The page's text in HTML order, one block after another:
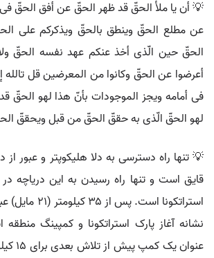
💡 أن یا ملأ الحقّ قد ظهر الحقّ عن أفق الحقّ
عن مطلع الحقّ وینطق بالحقّ ویذکرکم علی
الحقّ حین الّذی أخذ عنکم عهد نفسه الحقّ
أعرضوا عن الحقّ وکانوا من المعرضین قل تالله
فی أمامه ویجز الموجودات بأنّ هذا لهو الحقّ
لهو الحقّ الّذی به حققّ الحقّ من قبل ویحققّ
💡 تنها راه دسترسی به دلا هلیکوپتر و عبور از
قایق است و تنها راه رسیدن به این دریاچه
استراتکونا
نشانه آغاز پارک استراتکونا و کمپینگ